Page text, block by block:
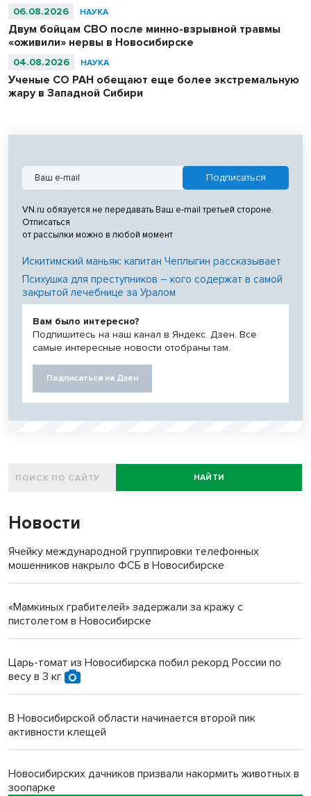
06.08.2026 НАУКА
Двум бойцам СВО после минно-взрывной травмы
«оживили» нервы в Новосибирске
04.08.2026 НАУКА
Ученые СО РАН обещают еще более экстремальную
жару в Западной Сибири
VN.ru обязуется не передавать Ваш e-mail третьей стороне.
Отписаться
от рассылки можно в любой момент
Искитимский маньяк: капитан Чеплыгин рассказывает
Психушка для преступников – кого содержат в самой
закрытой лечебнице за Уралом
Вам было интересно?
Подпишитесь на наш канал в Яндекс. Дзен. Все
самые интересные новости отобраны там.
Подписаться на Дзен
НАЙТИ
Новости
Ячейку международной группировки телефонных
мошенников накрыло ФСБ в Новосибирске
«Мамкиных грабителей» задержали за кражу с
пистолетом в Новосибирске
Царь-томат из Новосибирска побил рекорд России по
весу в 3 кг
В Новосибирской области начинается второй пик
активности клещей
Новосибирских дачников призвали накормить животных в
зоопарке